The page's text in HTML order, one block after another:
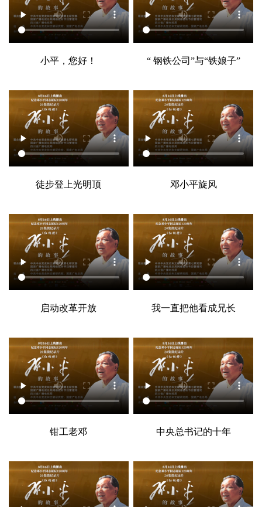
小平，您好！ “ 钢铁公司”与“铁娘子”
徒步登上光明顶 邓小平旋风
启动改革开放 我一直把他看成兄长
钳工老邓 中央总书记的十年